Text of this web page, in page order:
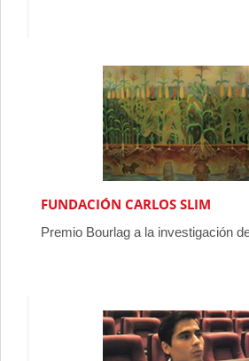
FUNDACIÓN CARLOS SLIM
Premio Bourlag a la investigación